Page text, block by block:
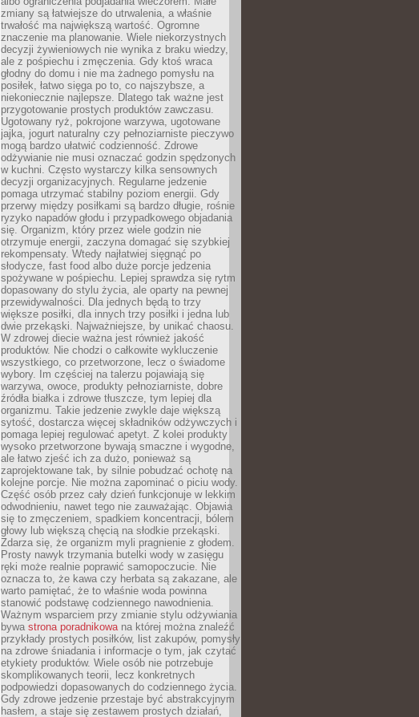
zmiany są łatwiejsze do utrwalenia, a właśnie
trwałość ma największą wartość. Ogromne
znaczenie ma planowanie. Wiele niekorzystnych
decyzji żywieniowych nie wynika z braku wiedzy,
ale z pośpiechu i zmęczenia. Gdy ktoś wraca
głodny do domu i nie ma żadnego pomysłu na
posiłek, łatwo sięga po to, co najszybsze, a
niekoniecznie najlepsze. Dlatego tak ważne jest
przygotowanie prostych produktów zawczasu.
Ugotowany ryż, pokrojone warzywa, ugotowane
jajka, jogurt naturalny czy pełnoziarniste pieczywo
mogą bardzo ułatwić codzienność. Zdrowe
odżywianie nie musi oznaczać godzin spędzonych
w kuchni. Często wystarczy kilka sensownych
decyzji organizacyjnych. Regularne jedzenie
pomaga utrzymać stabilny poziom energii. Gdy
przerwy między posiłkami są bardzo długie, rośnie
ryzyko napadów głodu i przypadkowego objadania
się. Organizm, który przez wiele godzin nie
otrzymuje energii, zaczyna domagać się szybkiej
rekompensaty. Wtedy najłatwiej sięgnąć po
słodycze, fast food albo duże porcje jedzenia
spożywane w pośpiechu. Lepiej sprawdza się rytm
dopasowany do stylu życia, ale oparty na pewnej
przewidywalności. Dla jednych będą to trzy
większe posiłki, dla innych trzy posiłki i jedna lub
dwie przekąski. Najważniejsze, by unikać chaosu.
W zdrowej diecie ważna jest również jakość
produktów. Nie chodzi o całkowite wykluczenie
wszystkiego, co przetworzone, lecz o świadome
wybory. Im częściej na talerzu pojawiają się
warzywa, owoce, produkty pełnoziarniste, dobre
źródła białka i zdrowe tłuszcze, tym lepiej dla
organizmu. Takie jedzenie zwykle daje większą
sytość, dostarcza więcej składników odżywczych i
pomaga lepiej regulować apetyt. Z kolei produkty
wysoko przetworzone bywają smaczne i wygodne,
ale łatwo zjeść ich za dużo, ponieważ są
zaprojektowane tak, by silnie pobudzać ochotę na
kolejne porcje. Nie można zapominać o piciu wody.
Część osób przez cały dzień funkcjonuje w lekkim
odwodnieniu, nawet tego nie zauważając. Objawia
się to zmęczeniem, spadkiem koncentracji, bólem
głowy lub większą chęcią na słodkie przekąski.
Zdarza się, że organizm myli pragnienie z głodem.
Prosty nawyk trzymania butelki wody w zasięgu
ręki może realnie poprawić samopoczucie. Nie
oznacza to, że kawa czy herbata są zakazane, ale
warto pamiętać, że to właśnie woda powinna
stanowić podstawę codziennego nawodnienia.
Ważnym wsparciem przy zmianie stylu odżywiania
bywa strona poradnikowana której można znaleźć
przykłady prostych posiłków, list zakupów, pomysły
na zdrowe śniadania i informacje o tym, jak czytać
etykiety produktów. Wiele osób nie potrzebuje
skomplikowanych teorii, lecz konkretnych
podpowiedzi dopasowanych do codziennego życia.
Gdy zdrowe jedzenie przestaje być abstrakcyjnym
hasłem, a staje się zestawem prostych działań,